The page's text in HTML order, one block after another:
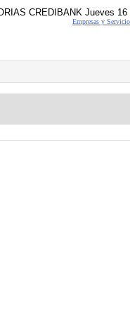
Empresas y
CREDIBANK Jueves